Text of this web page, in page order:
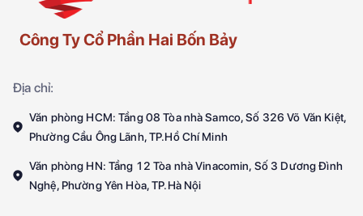
Công Ty Cổ Phần Hai Bốn Bảy
Địa chỉ:
Văn phòng HCM: Tầng 08 Tòa nhà Samco, Số 326 Võ Văn Kiệt,
Phường Cầu Ông Lãnh, TP.Hồ Chí Minh
Văn phòng HN: Tầng 12 Tòa nhà Vinacomin, Số 3 Dương Đình
Nghệ, Phường Yên Hòa, TP.Hà Nội